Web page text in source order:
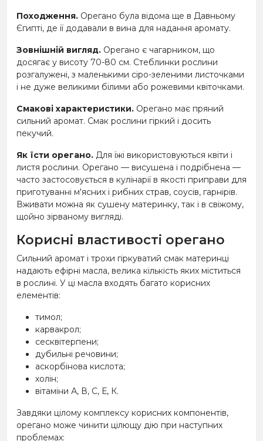
Походження. Орегано була відома ще в Давньому
Єгипті, де її додавали в вина для надання аромату.
Зовнішній вигляд. Орегано є чагарником, що
досягає у висоту 70-80 см. Стеблинки рослини
розгалужені, з маленькими сіро-зеленими листочками
і не дуже великими білими або рожевими квіточками.
Смакові характеристики. Орегано має пряний
сильний аромат. Смак рослини гіркий і досить
пекучий.
Як їсти орегано. Для їжі використовуються квіти і
листя рослини. Орегано — висушена і подрібнена —
часто застосовується в кулінарії в якості приправи для
приготуванні м'ясних і рибних страв, соусів, гарнірів.
Вживати можна як сушену материнку, так і в свіжому,
щойно зірваному вигляді.
Корисні властивості орегано
Сильний аромат і трохи гіркуватий смак материнці
надають ефірні масла, велика кількість яких міститься
в рослині. У ці масла входять багато корисних
елементів:
тимол;
карвакрол;
сесквітерпени;
дубильні речовини;
аскорбінова кислота;
холін;
вітаміни А, В, С, Е, К.
Завдяки цілому комплексу корисних компонентів,
орегано може чинити цілющу дію при наступних
проблемах: